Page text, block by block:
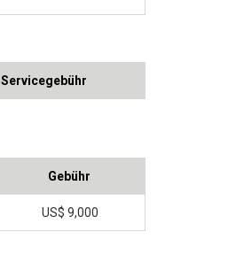
Servicegebühr
Gebühr
US$ 9,000